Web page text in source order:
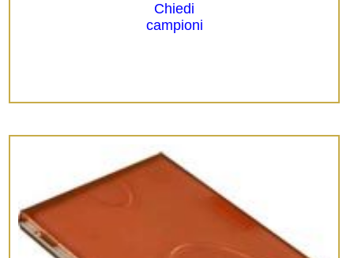
Chiedi
campioni